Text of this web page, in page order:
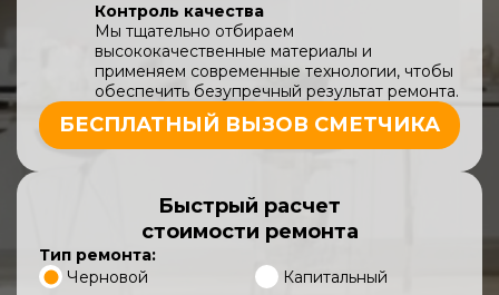
Контроль качества
Мы тщательно отбираем
высококачественные материалы и
применяем современные технологии, чтобы
обеспечить безупречный результат ремонта.
БЕСПЛАТНЫЙ ВЫЗОВ СМЕТЧИКА
Быстрый расчет
стоимости ремонта
Тип ремонта:
Черновой
Капитальный